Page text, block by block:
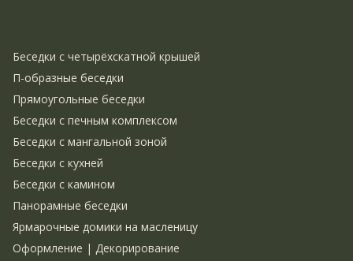
Беседки с четырёхскатной крышей
П-образные беседки
Прямоугольные беседки
Беседки с печным комплексом
Беседки с мангальной зоной
Беседки с кухней
Беседки с камином
Панорамные беседки
Ярмарочные домики на масленицу
Оформление | Декорирование